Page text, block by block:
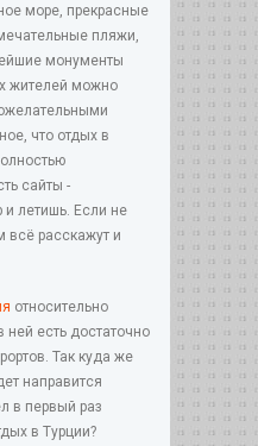
море, прекрасные
пляжи,
монументы
жителей можно
что отдых в
сайты -
и летишь. Если не
всё расскажут и
относительно
ней есть достаточно
Так куда же
направится
в первый раз
в Турции?